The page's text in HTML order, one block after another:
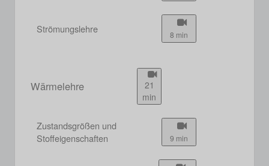
Strömungslehre 8 min
Wärmelehre
21
min
Zustandsgrößen und
Stoffeigenschaften
9 min